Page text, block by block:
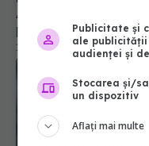
Amoniacul, cum
provoacă
14 noi 2022, 09:15
Publicitate și
ale publicității
audienței și
Stocarea și/
un dispozitiv
Aflați mai multe